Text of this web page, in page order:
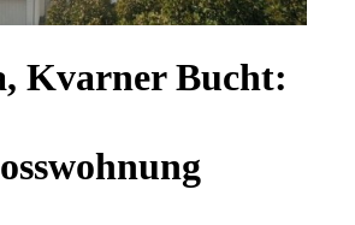
Kvarner Bucht: